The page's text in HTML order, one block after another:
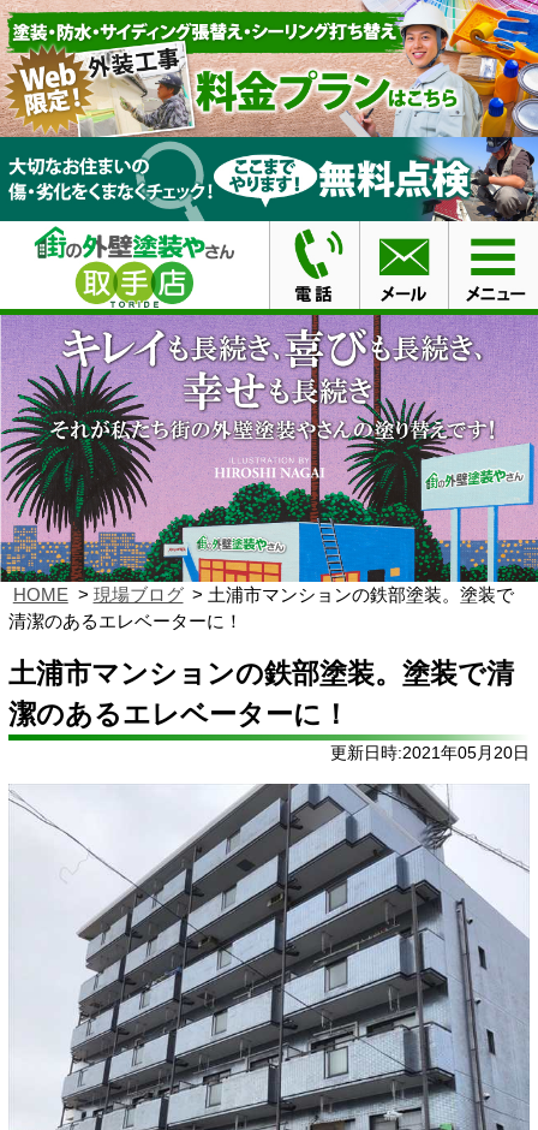
HOME 現場ブログ
土浦市マンションの鉄部塗装。塗装で
清潔のあるエレベーターに！
土浦市マンションの鉄部塗装。塗装で清
潔のあるエレベーターに！
更新日時:2021年05月20日